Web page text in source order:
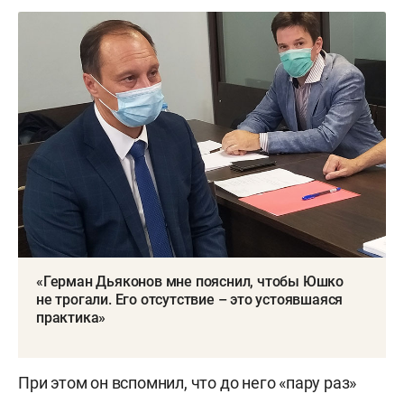
времени, указало следствие, выставлялись
ложные записи по указанию самого Юшко —
по этим сведениям ему начислялась зарплата.
Ущерб по данному эпизоду — 9,7 млн рублей,
которые, полагает обвинение, Юшко получил
за фиктивную работу.
Второй эпизод датирован 2013 годом. По версии
следствия и обвинения, КНИТУ-КХТИ заключил
договор на 1,3 млн рублей с технопарком «Идея»,
который тогда возглавлял Юшко, на повышение
квалификации сотрудников вуза. Реальную же
стоимость курса следствие оценило в 129 тыс.
похитил.
«Герман Дьяконов мне пояснил, чтобы Юшко
не трогали. Его отсутствие – это устоявшаяся
практика»
При этом он вспомнил, что до него «пару раз»